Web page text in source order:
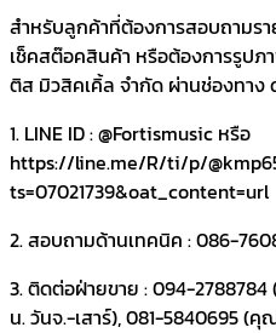
สำหรับลูกค้าที่ต้องการสอบถามร
เช็คสต๊อคสินค้า หรือต้องการรูป
ติส มิวสิคเคิ้ล จำกัด ผ่านช่องทาง
1. LINE ID : @Fortismusic หรือ
https://line.me/R/ti/p/
ts=07021739&oat_content=url
2. สอบถามด้านเทคนิค : 086-
3. ติดต่อฝ่ายขาย : 094-
น. วันจ.-เสาร์), 081-5840695 (คุ